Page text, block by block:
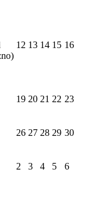
12 13 14 15 16
19 20 21 22 23
26 27 28 29 30
2 3 4 5 6